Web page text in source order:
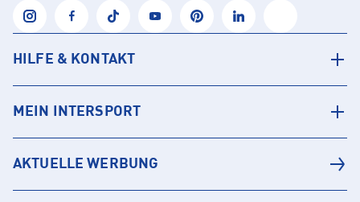
HILFE & KONTAKT
MEIN INTERSPORT
AKTUELLE WERBUNG